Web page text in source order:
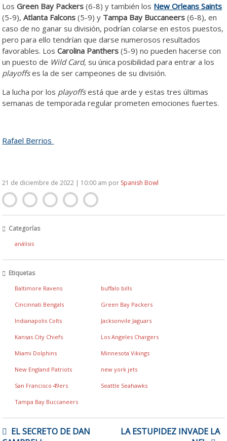
LosGreen Bay Packers (6-8) y también los New Orleans Saints
(5-9),Atlanta Falcons (5-9) y Tampa Bay Buccaneers (6-8), en
caso de no ganar su división, podrían colarse en estos puestos,
pero para ello tendrían que darse numerosos resultados
favorables. LosCarolina Panthers (5-9) no pueden hacerse con
un puesto de Wild Card, su única posibilidad para entrar a los
playoffses la de ser campeones de su división.
La lucha por los playoffsestá que arde y estas tres últimas
semanas de temporada regular prometen emociones fuertes.
Rafael Berrios
21 de diciembre de 2022 | 10:00 am por Spanish Bowl
Categorías
análisis
Etiquetas
Baltimore Ravens buffalo bills
Cincinnati Bengals Green Bay Packers
Indianapolis Colts Jacksonvile Jaguars
Kansas City Chiefs Los Angeles Chargers
Miami Dolphins Minnesota Vikings
New England Patriots new york jets
San Francisco 49ers Seattle Seahawks
Tampa Bay Buccaneers
DEEL SECRETO DE DAN
LA ESTUPIDEZ INVADE LA